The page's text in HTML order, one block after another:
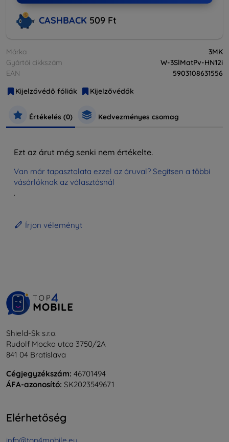
CASHBACK 509 Ft
Márka
3MK
Gyártói cikkszám
W-3SlMatPv-HN12i
EAN
5903108631556
Kijelzővédő fóliák
Kijelzővédők
Értékelés (0) Kedvezményes csomag
Ezt az árut még senki nem értékelte.
Van már tapasztalata ezzel az áruval? Segítsen a többi
vásárlóknak az választásnál
.
Írjon véleményt
Shield-Sk s.r.o.
Rudolf Mocka utca 3750/2A
841 04 Bratislava
Cégjegyzékszám: 46701494
ÁFA-azonosító: SK2023549671
Elérhetőség